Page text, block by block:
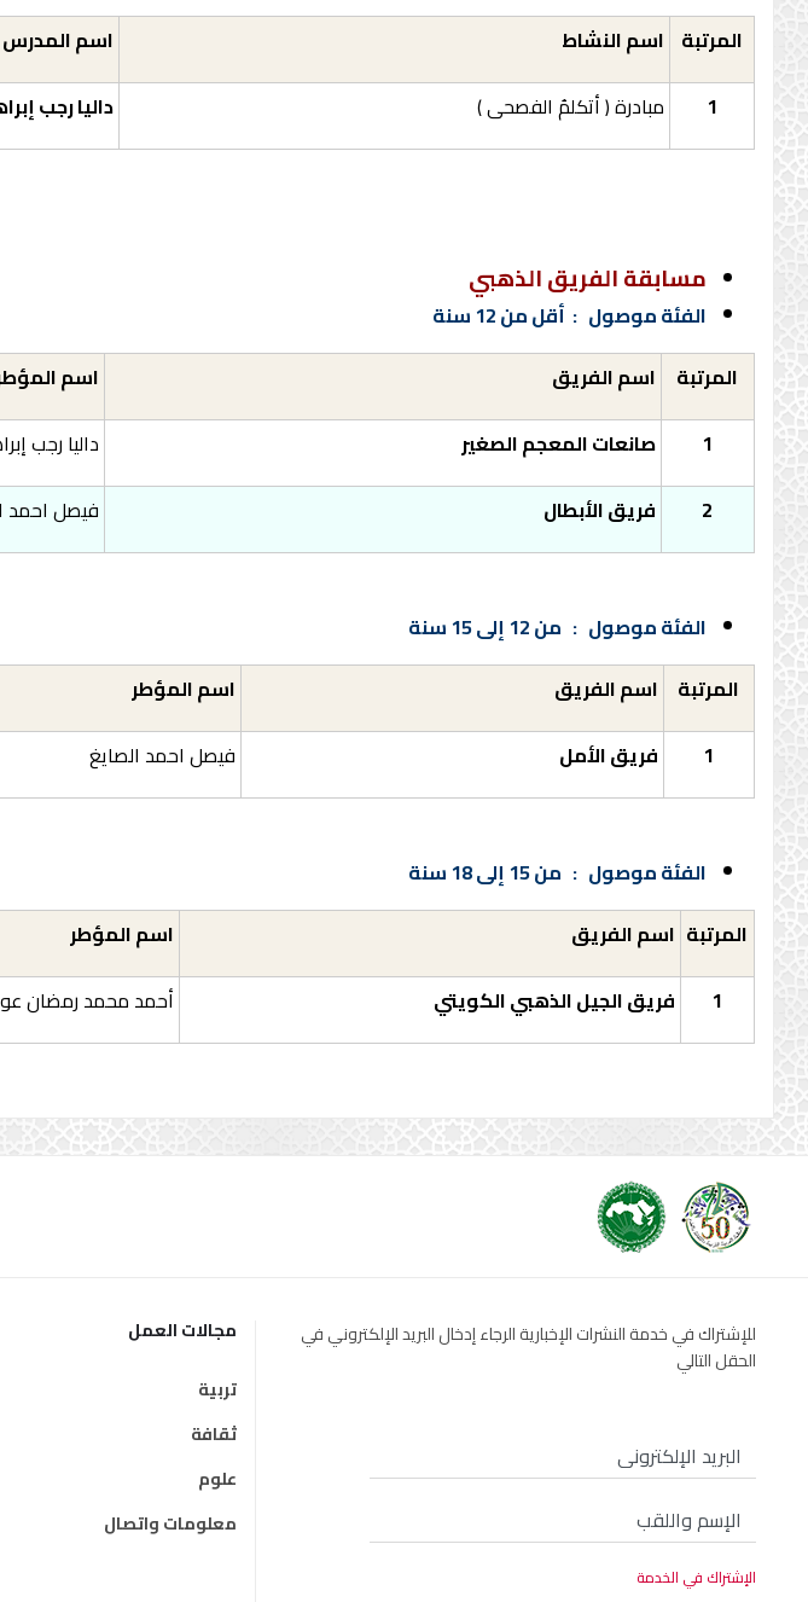
اسم المدرس اسم النشاط المرتبة
داليا رجب مبادرة ( أتكلمُ الفصحى ) 1
مسابقة الفريق الذهبي
الفئة موصول : أقل من 12 سنة
اسم اسم الفريق
المرتبة
داليا رجب صانعات المعجم الصغير
1
فيصل احمد فريق الأبطال 2
الفئة موصول : من 12 إلى 15 سنة
اسم المؤطر اسم الفريق المرتبة
فيصل احمد الصايغ فريق الأمل 1
الفئة موصول : من15 إلى18 سنة
اسم المؤطر اسم الفريق المرتبة
أحمد محمد رمضان فريق الجيل الذهبي الكويتي 1
للإشتراك في خدمة النشرات الإخبارية الرجاء إدخال البريد الإلكتروني في
الحقل التالي
مجالات العمل
تربية
ثقافة
علوم
معلومات واتصال